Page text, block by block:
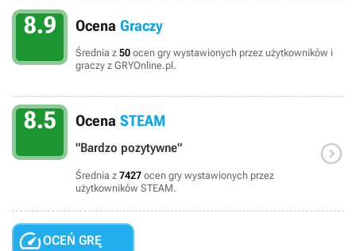
8.9 Ocena Graczy
Średnia z 50 ocen gry wystawionych przez użytkowników i
graczy z GRYOnline.pl.
8.5 Ocena STEAM
"Bardzo pozytywne"
Średnia z 7427 ocen gry wystawionych przez
użytkowników STEAM.

OCEŃ GRĘ